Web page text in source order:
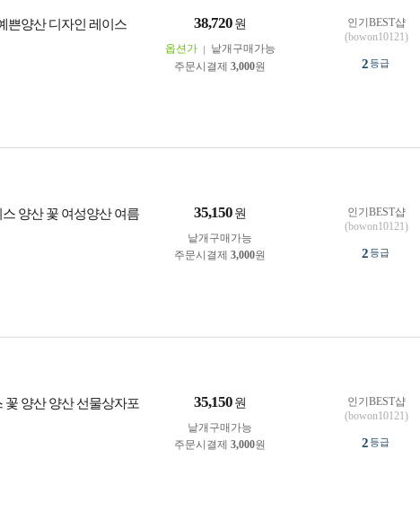
쁜양산 디자인 레이스
38,720 원
옵션가
낱개구매가능
주문시결제 3,000원
인기BEST샵
(bowon10121)
2등급
양산 꽃 여성양산 여름
35,150 원
낱개구매가능
주문시결제 3,000원
인기BEST샵
(bowon10121)
2등급
양산 양산 선물상자포
35,150 원
낱개구매가능
주문시결제 3,000원
인기BEST샵
(bowon10121)
2등급